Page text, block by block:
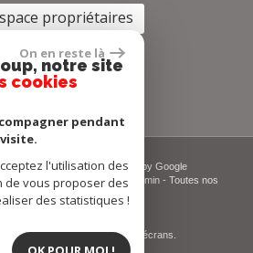
propriétaires
| Traduction powered by Google
- Nos honoraires-Liens- Admin- Toutes nos
-Politique RGPD
adaptable à tous les types d'écrans.
On en reste là
notre site
cookies
pendant
l'utilisation des
de vous proposer des
des statistiques !